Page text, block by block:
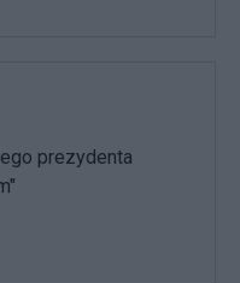
prezydenta